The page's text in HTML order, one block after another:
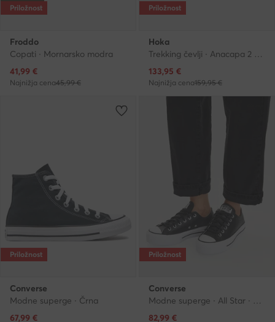
Priložnost
Froddo
Copati · Mornarsko modra
Trenutna cena
41,99 €
Najnižja cena45,99 €
Priložnost
Hoka
Trekking čevlji · Anacapa 2 Low GTX GORE-TEX 1141632 · Črna
Trenutna cena
133,95 €
Najnižja cena159,95 €
Priložnost
Converse
Modne superge · Črna
Trenutna cena
67,99 €
Priložnost
Converse
Modne superge · All Star · Črna
Trenutna cena
82,99 €